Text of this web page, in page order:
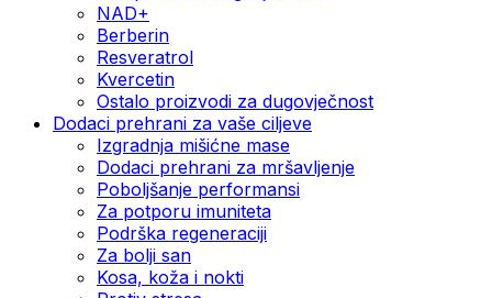
NAD+
Berberin
Resveratrol
Kvercetin
Ostalo proizvodi za dugovječnost
Dodaci prehrani za vaše ciljeve
Izgradnja mišićne mase
Dodaci prehrani za mršavljenje
Poboljšanje performansi
Za potporu imuniteta
Podrška regeneraciji
Za bolji san
Kosa, koža i nokti